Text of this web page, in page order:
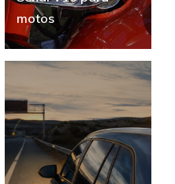
motos